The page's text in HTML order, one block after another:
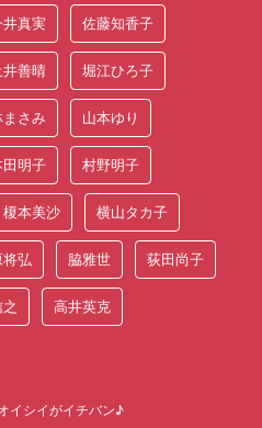
井真実 佐藤知香子
井善晴 堀江ひろ子
まさみ 山本ゆり
田明子 村野明子
榎本美沙 横山タカ子
弘 脇雅世 荻田尚子
高井英克
イシイがイチバン♪